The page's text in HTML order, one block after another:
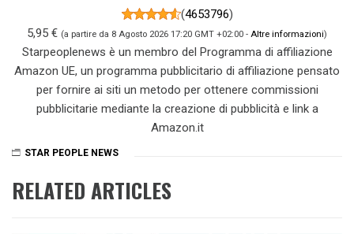
(4653796)
5,95 € (a partire da 8 Agosto 2026 17:20 GMT +02:00 - Altre informazioni)
Starpeoplenews è un membro del Programma di affiliazione
Amazon UE, un programma pubblicitario di affiliazione pensato
per fornire ai siti un metodo per ottenere commissioni
pubblicitarie mediante la creazione di pubblicità e link a
Amazon.it
STAR PEOPLE NEWS
RELATED ARTICLES